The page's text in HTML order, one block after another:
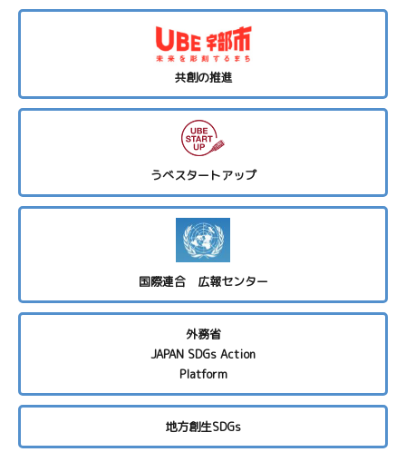
共創の推進
うべスタートアップ
国際連合 広報センター
外務省
JAPAN SDGs Action
Platform
地方創生SDGs